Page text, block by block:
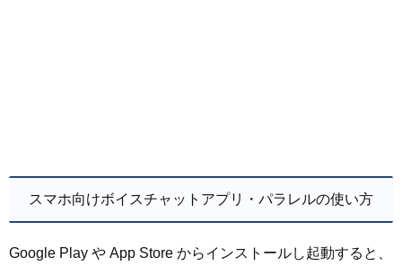
スマホ向けボイスチャットアプリ・パラレルの使い方
Google Play や App Store からインストールし起動すると、